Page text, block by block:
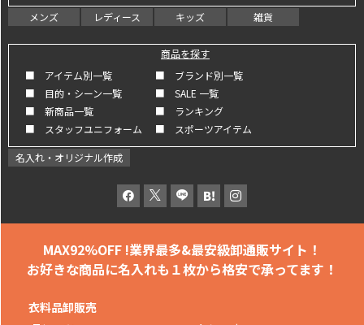
メンズ レディース キッズ 雑貨
商品を探す
■ アイテム別一覧
■ ブランド別一覧
■ 目的・シーン一覧
■ SALE 一覧
■ 新商品一覧
■ ランキング
■ スタッフユニフォーム
■ スポーツアイテム
名入れ・オリジナル作成
MAX92%OFF !業界最多&最安級卸通販サイト！
お好きな商品に名入れも １枚から格安で承ってます！
衣料品卸販売